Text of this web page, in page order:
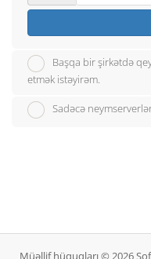
Başqa bir şirkətdə
etmək istəyirəm.
Sadəcə
Müəllif hüquqları © 2026